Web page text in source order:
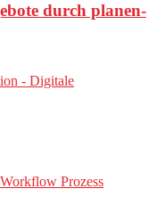
durch planen-